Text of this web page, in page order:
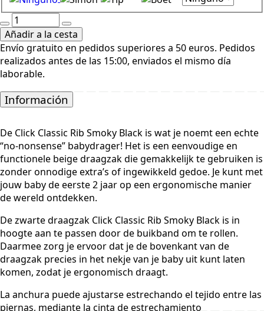
Click
Classic
Rib
Negro
Ahumado
Añadir a la cesta
Envío gratuito en pedidos superiores a 50 euros. Pedidos
realizados antes de las 15:00, enviados el mismo día
laborable.
Información
De Click Classic Rib Smoky Black is wat je noemt een echte
“no-nonsense” babydrager! Het is een eenvoudige en
functionele beige draagzak die gemakkelijk te gebruiken is
zonder onnodige extra’s of ingewikkeld gedoe. Je kunt met
jouw baby de eerste 2 jaar op een ergonomische manier
de wereld ontdekken.
De zwarte draagzak Click Classic Rib Smoky Black is in
hoogte aan te passen door de buikband om te rollen.
Daarmee zorg je ervoor dat je de bovenkant van de
draagzak precies in het nekje van je baby uit kunt laten
komen, zodat je ergonomisch draagt.
La anchura puede ajustarse estrechando el tejido entre las
piernas, mediante la cinta de estrechamiento